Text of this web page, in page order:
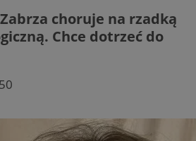
choruje na rzadką
Chce dotrzeć do